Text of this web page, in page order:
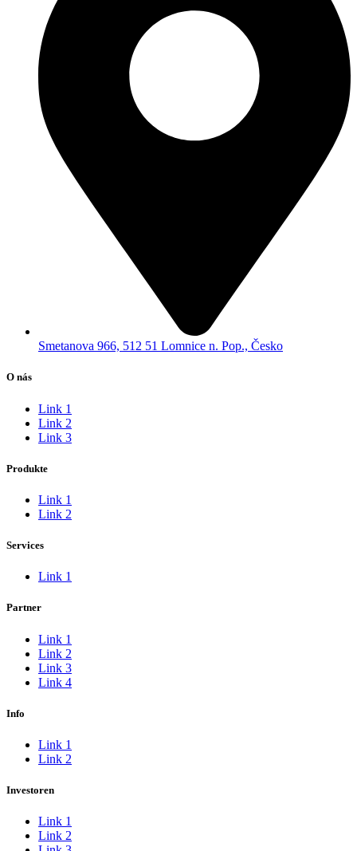
Smetanova 966, 512 51 Lomnice n. Pop., Česko
O nás
Link 1
Link 2
Link 3
Produkte
Link 1
Link 2
Services
Link 1
Partner
Link 1
Link 2
Link 3
Link 4
Info
Link 1
Link 2
Investoren
Link 1
Link 2